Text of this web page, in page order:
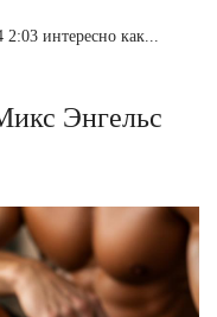
интересно как...
Энгельс